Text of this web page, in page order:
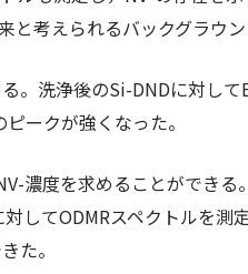
考えられるバックグラウン
。洗浄後のSi-DNDに対して
ークが強くなった。
濃度を求めることができ
してODMRスペクトルを測
た。